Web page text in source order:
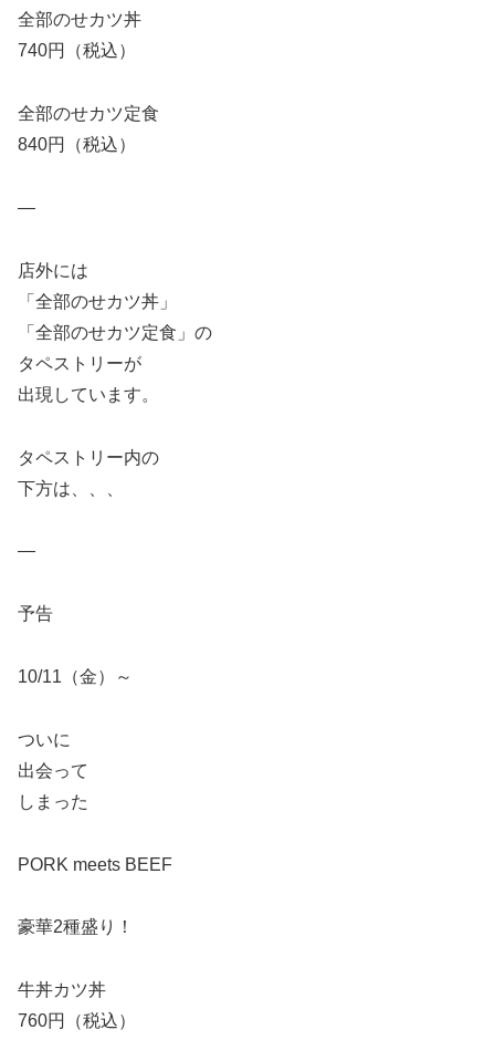
全部のせカツ丼
740円（税込）
全部のせカツ定食
840円（税込）
—
店外には
「全部のせカツ丼」
「全部のせカツ定食」の
タペストリーが
出現しています。
タペストリー内の
下方は、、、
—
予告
10/11（金）～
ついに
出会って
しまった
PORK meets BEEF
豪華2種盛り！
牛丼カツ丼
760円（税込）